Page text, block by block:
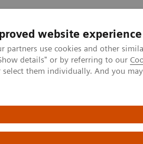
website experience
partners use cookies and other
details" or by referring to our
them individually. And you
Especialidades Clínicas
ágil y PACS